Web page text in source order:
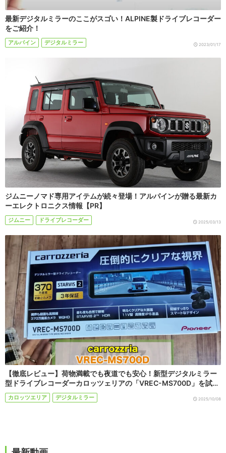
最新デジタルミラーのここがスゴい！ALPINE製ドライブレコーダー
をご紹介！
アルパイン デジタルミラー 2023/01/17
ジムニーノマド専用アイテムが続々登場！アルパインが贈る最新カ
ーエレクトロニクス情報【PR】
ジムニー ドライブレコーダー 2025/03/13
【徹底レビュー】荷物満載でも夜道でも安心！新型デジタルミラー
型ドライブレコーダーカロッツェリアの「VREC-MS700D」を試…
カロッツエリア デジタルミラー 2025/10/08